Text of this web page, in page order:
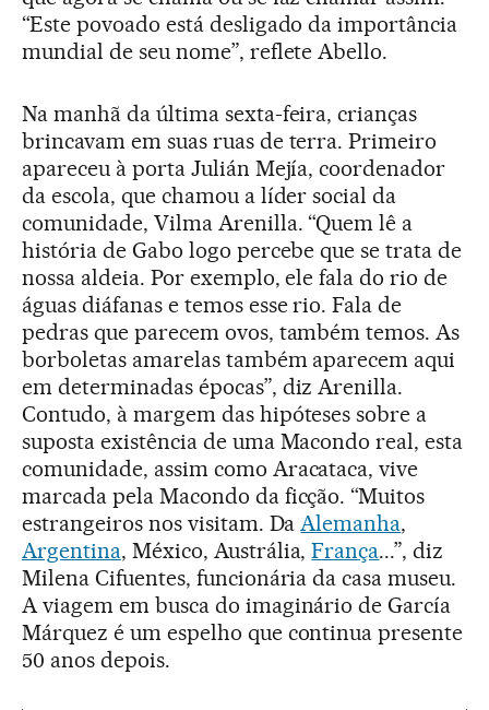
“Este povoado está desligado da importância
mundial de seu nome”, reflete Abello.
Na manhã da última sexta-feira, crianças
brincavam em suas ruas de terra. Primeiro
apareceu à porta Julián Mejía, coordenador
da escola, que chamou a líder social da
comunidade, Vilma Arenilla. “Quem lê a
história de Gabo logo percebe que se trata de
nossa aldeia. Por exemplo, ele fala do rio de
águas diáfanas e temos esse rio. Fala de
pedras que parecem ovos, também temos. As
borboletas amarelas também aparecem aqui
em determinadas épocas”, diz Arenilla.
Contudo, à margem das hipóteses sobre a
suposta existência de uma Macondo real, esta
comunidade, assim como Aracataca, vive
marcada pela Macondo da ficção. “Muitos
estrangeiros nos visitam. DaAlemanha,
Argentina, México, Austrália,França...”, diz
Milena Cifuentes, funcionária da casa museu.
A viagem em busca do imaginário de García
Márquez é um espelho que continua presente
50 anos depois.